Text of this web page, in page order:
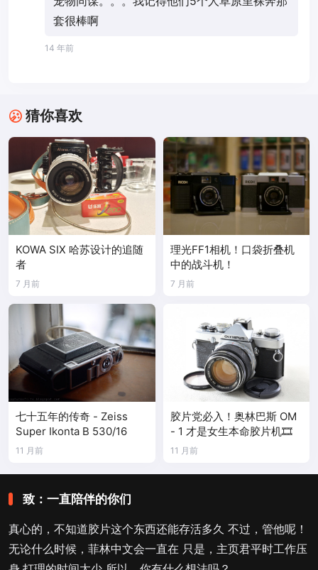
套很棒啊
14 年前
猜你喜欢
KOWA SIX 哈苏设计的追随
者
7 月前
理光FF1相机！口袋折叠机
中的战斗机！
7 月前
七十五年的传奇 - Zeiss
Super Ikonta B 530/16
11 月前
胶片党必入！奥林巴斯 OM
- 1 才是女生本命胶片机🎞️
11 月前
致：一直陪伴的你们
真心的，不知道胶片这个东西还能存活多久 不过，管他呢！
无论什么时候，菲林中文会一直在 只是，主页君平时工作压